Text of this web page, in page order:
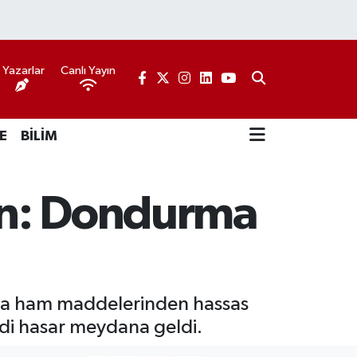
Yazarlar Canlı Yayın
BİLİM
Dondurma
ham maddelerinden hassas
hasar meydana geldi.